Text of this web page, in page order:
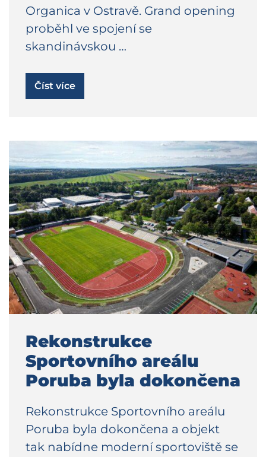
Organica v Ostravě. Grand opening
proběhl ve spojení se
skandinávskou …
Číst více
Rekonstrukce
Sportovního areálu
Poruba byla dokončena
Rekonstrukce Sportovního areálu
Poruba byla dokončena a objekt
tak nabídne moderní sportoviště se